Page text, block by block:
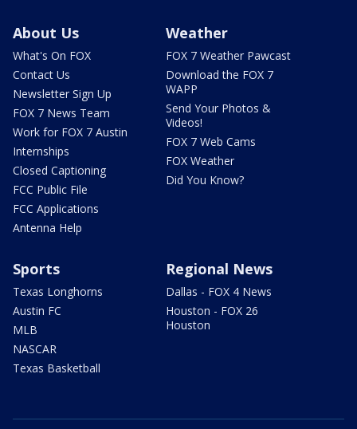
About Us
What's On FOX
Contact Us
Newsletter Sign Up
FOX 7 News Team
Work for FOX 7 Austin
Internships
Closed Captioning
FCC Public File
FCC Applications
Antenna Help
Weather
FOX 7 Weather Pawcast
Download the FOX 7
WAPP
Send Your Photos &
Videos!
FOX 7 Web Cams
FOX Weather
Did You Know?
Sports
Texas Longhorns
Austin FC
MLB
NASCAR
Texas Basketball
Regional News
Dallas - FOX 4 News
Houston - FOX 26
Houston